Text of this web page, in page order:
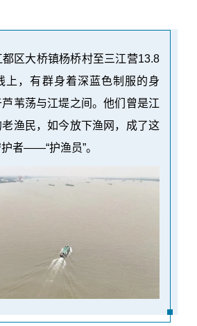
区大桥镇杨桥村至三江营13.8
上，有群身着深蓝色制服的身
苇荡与江堤之间。他们曾是江
老渔民，如今放下渔网，成了这
者——“护渔员”。